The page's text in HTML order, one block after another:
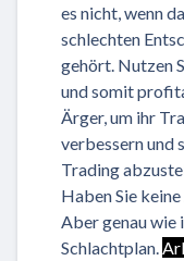
es nicht, wenn
schlechten
gehört. Nutzen
und somit
Ärger, um ihr
verbessern und
Trading
Haben Sie
Aber genau wie
Schlachtplan.